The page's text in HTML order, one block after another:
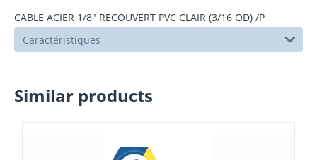
CABLE ACIER 1/8" RECOUVERT PVC CLAIR (3/16 OD) /P
Caractéristiques
Similar products